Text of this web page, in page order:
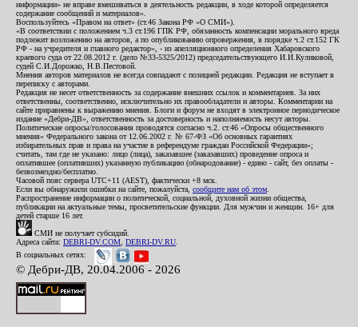
информации» не вправе вмешиваться в деятельность редакции, в ходе которой определяется
содержание сообщений и материалов».
Воспользуйтесь «Правом на ответ» (ст.46 Закона РФ «О СМИ»).
«В соответствии с положением ч.3 ст.196 ГПК РФ, обязанность компенсации морального вреда
подлежит возложению на авторов, а по опубликованию опровержения, в порядке ч.2 ст.152 ГК
РФ - на учредителя и главного редактор», - из апелляционного определения Хабаровского
краевого суда от 22.08.2012 г. (дело №33-5325/2012) председательствующего И.И.Куликовой,
судей С.И.Дорожко, Н.В.Пестовой.
Мнения авторов материалов не всегда совпадают с позицией редакции. Редакция не вступает в
переписку с авторами.
Редакция не несет ответственность за содержание внешних ссылок и комментариев. За них
ответственны, соответственно, исключительно их правообладатели и авторы. Комментарии на
сайте приравнены к выражению мнения. Блоги и форум не входят в электронное периодическое
издание «Дебри-ДВ», ответственность за достоверность и наполняемость несут авторы.
Политические опросы/голосования проводятся согласно ч.2. ст.46 «Опросы общественного
мнения» Федерального закона от 12.06.2002 г. № 67-ФЗ «Об основных гарантиях
избирательных прав и права на участие в референдуме граждан Российской Федерации»;
считать, там где не указано: лицо (лица), заказавшее (заказавших) проведение опроса и
оплатившее (оплативших) указанную публикацию (обнародование) - едино - сайт, без оплаты -
безвозмездно/бесплатно.
Часовой пояс сервера UTC+11 (AEST), фактически +8 мск.
Если вы обнаружили ошибки на сайте, пожалуйста, сообщите нам об этом
Распространение информации о политической, социальной, духовной жизни общества,
публикации на актуальные темы, просветительские функции. Для мужчин и женщин. 16+ для
детей старше 16 лет.
СМИ не получает субсидий.
Адреса сайта: DEBRI-DV.COM DEBRI-DV.RU
В социальных сетях:
© Дебри-ДВ, 20.04.2006 - 2026